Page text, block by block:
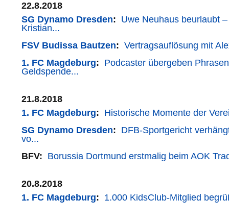
22.8.2018
SG Dynamo Dresden: Uwe Neuhaus beurlaubt
Kristian...
FSV Budissa Bautzen: Vertragsauflösung mit
1. FC Magdeburg: Podcaster übergeben
Geldspende...
21.8.2018
1. FC Magdeburg: Historische Momente der
SG Dynamo Dresden: DFB-Sportgericht
vo...
BFV: Borussia Dortmund erstmalig beim AOK
20.8.2018
1. FC Magdeburg: 1.000 KidsClub-Mitglied